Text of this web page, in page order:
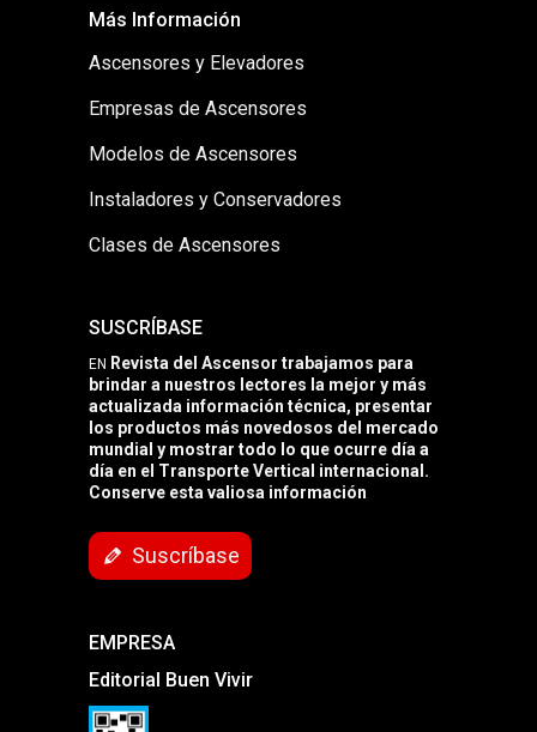
Más Información
Ascensores y Elevadores
Empresas de Ascensores
Modelos de Ascensores
Instaladores y Conservadores
Clases de Ascensores
SUSCRÍBASE
EN Revista del Ascensor trabajamos para
brindar a nuestros lectores la mejor y más
actualizada información técnica, presentar
los productos más novedosos del mercado
mundial y mostrar todo lo que ocurre día a
día en el Transporte Vertical internacional.
Conserve esta valiosa información
Suscríbase
EMPRESA
Editorial Buen Vivir